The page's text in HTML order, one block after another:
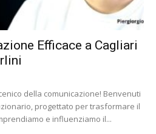
Efficace a Cagliari
della comunicazione! Benvenuti
progettato per trasformare il
e influenziamo il...